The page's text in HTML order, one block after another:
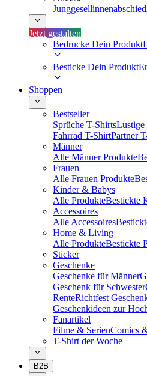
Junggesellinnenabschied
Jetzt gestalten
Bedrucke Dein Produkt
Besticke Dein Produkt
Shoppen
Bestseller
Sprüche T-ShirtsLustige
Fahrrad T-ShirtPartner
Männer
Alle Männer Produkte
Frauen
Alle Frauen Produkte
Kinder & Babys
Alle ProdukteBestickte
Accessoires
Alle Accessoires
Home & Living
Alle ProdukteBestickte
Sticker
Geschenke
Geschenke für Männer
Geschenk für Schwester
RenteRichtfest
Geschenkideen zur
Fanartikel
Filme & SerienComics
T-Shirt der Woche
B2B